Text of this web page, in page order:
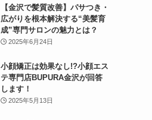
【金沢で髪質改善】パサつき・
広がりを根本解決する“美髪育
成”専門サロンの魅力とは？
2025年6月24日
小顔矯正は効果なし!?小顔エス
テ専門店BUPURA金沢が回答
します！
2025年5月13日